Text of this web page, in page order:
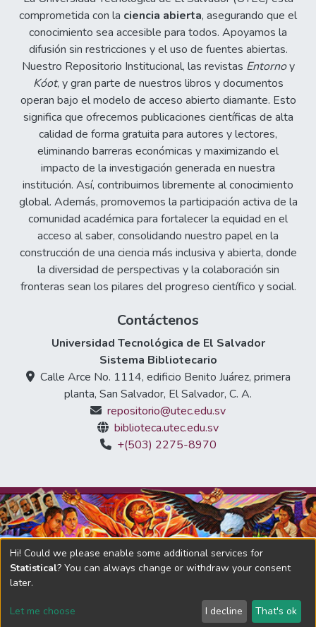
comprometida con la ciencia abierta, asegurando que el
conocimiento sea accesible para todos. Apoyamos la
difusión sin restricciones y el uso de fuentes abiertas.
Nuestro Repositorio Institucional, las revistas Entornoy
Kóot, y gran parte de nuestros libros y documentos
operan bajo el modelo de acceso abierto diamante. Esto
significa que ofrecemos publicaciones científicas de alta
calidad de forma gratuita para autores y lectores,
eliminando barreras económicas y maximizando el
impacto de la investigación generada en nuestra
institución. Así, contribuimos libremente al conocimiento
global. Además, promovemos la participación activa de la
comunidad académica para fortalecer la equidad en el
acceso al saber, consolidando nuestro papel en la
construcción de una ciencia más inclusiva y abierta, donde
la diversidad de perspectivas y la colaboración sin
fronteras sean los pilares del progreso científico y social.
Contáctenos
Universidad Tecnológica de El Salvador
Sistema Bibliotecario
Calle Arce No. 1114, edificio Benito Juárez, primera
planta, San Salvador, El Salvador, C. A.
repositorio@utec.edu.sv
biblioteca.utec.edu.sv
+(503) 2275-8970
DSpace software copyright © 2002-2026LYRASIS
Adaptado por Universidad Tecnológica de El Salvador
Hi! Could we please enable some additional services for
Statistical? You can always change or withdraw your consent
later.
Let me choose I decline That's ok